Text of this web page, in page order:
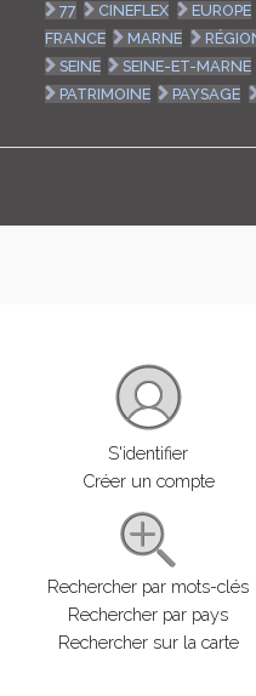
77 CINEFLEX EUROPE
FRANCE
MARNE
SEINE
SEINE-ET-MARNE
PATRIMOINE
PAYSAGE
S'identifier
Créer un compte
Rechercher par mots-clés
Rechercher par pays
Rechercher sur la carte